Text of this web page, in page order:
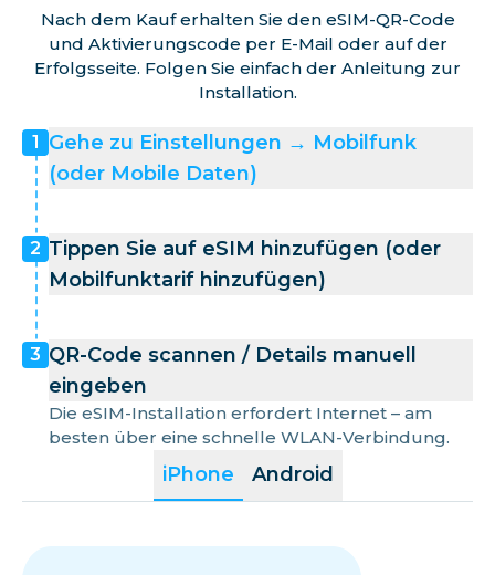
Nach dem Kauf erhalten Sie den eSIM-QR-Code
und Aktivierungscode per E-Mail oder auf der
Erfolgsseite. Folgen Sie einfach der Anleitung zur
Installation.
iPhone Android
1 Gehe zu Einstellungen → Mobilfunk
(oder Mobile Daten)
2 Tippen Sie auf eSIM hinzufügen (oder
Mobilfunktarif hinzufügen)
3 QR-Code scannen / Details manuell
eingeben
Die eSIM-Installation erfordert Internet – am
besten über eine schnelle WLAN-Verbindung.